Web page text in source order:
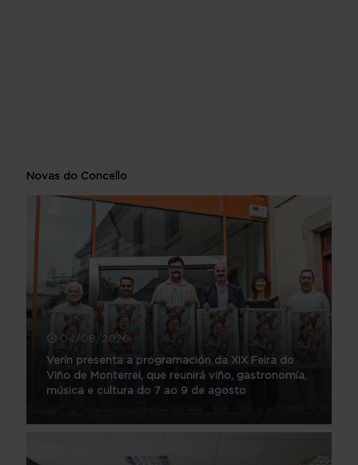
Novas do Concello
04/08/2026
Verín presenta a programación da XIX Feira do
Viño de Monterrei, que reunirá viño, gastronomía,
música e cultura do 7 ao 9 de agosto